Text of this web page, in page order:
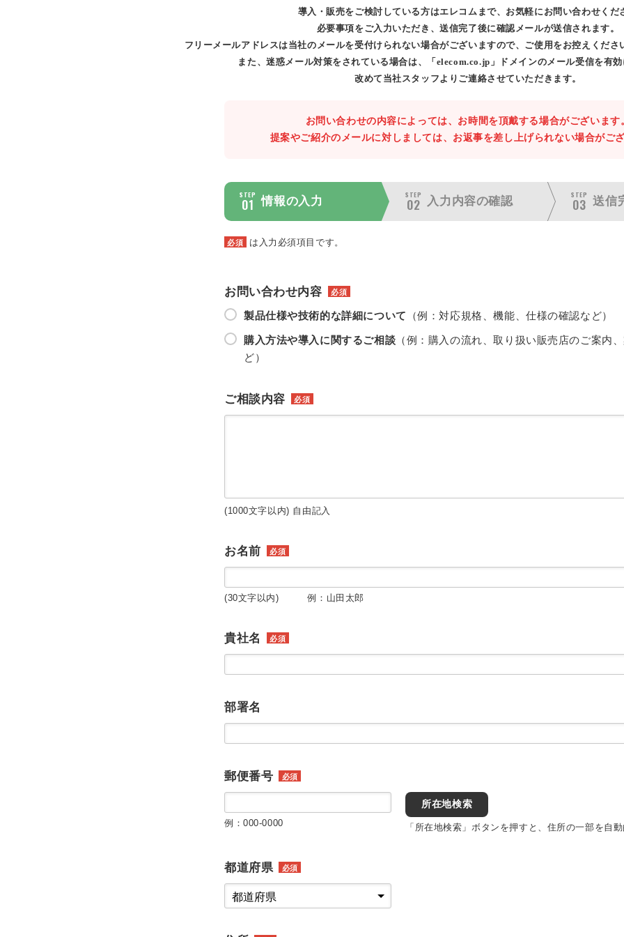
導入・販売をご検討している方はエレコムまで、お気軽にお問い合わせくだ
必要事項をご入力いただき、送信完了後に確認メールが送信されます。
フリーメールアドレスは当社のメールを受付けられない場合がございますので、ご使用をお控えくださ
また、迷惑メール対策をされている場合は、「elecom.co.jp」ドメインのメール受信を有効
改めて当社スタッフよりご連絡させていただきます。
お問い合わせの内容によっては、お時間を頂戴する場合がございます
提案やご紹介のメールに対しましては、お返事を差し上げられない場合がござ
STEP
01 情報の入力
STEP
02 入力内容の確認
STEP
03 送信
必須 は入力必須項目です。
お問い合わせ内容 必須
製品仕様や技術的な詳細について （例：対応規格、機能、仕様の確認など）
購入方法や導入に関するご相談 （例：購入の流れ、取り扱い販売店のご案内
ど）
ご相談内容 必須
(1000文字以内) 自由記入
お名前 必須
(30文字以内) 例：山田太郎
貴社名 必須
部署名
郵便番号 必須
例：000-0000
所在地検索
「所在地検索」ボタンを押すと、住所の一部を自動
都道府県 必須